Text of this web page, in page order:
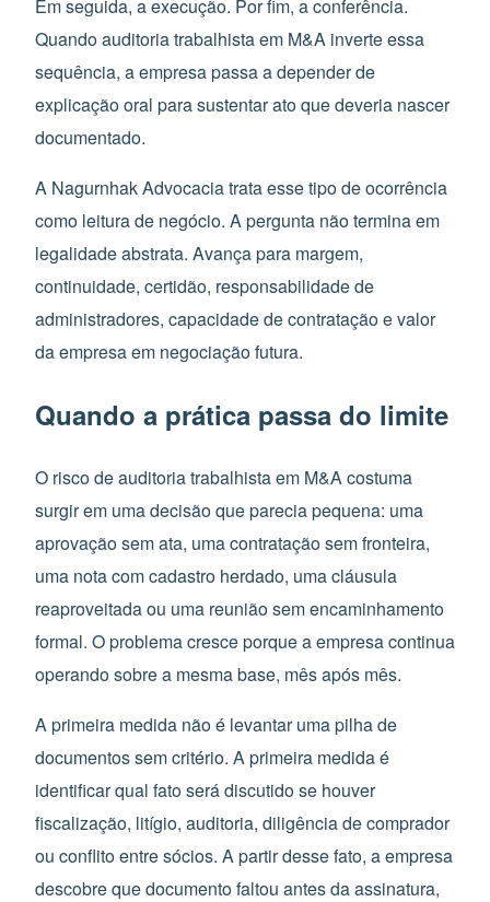
Em seguida, a execução. Por fim, a conferência.
Quando auditoria trabalhista em M&A inverte essa
sequência, a empresa passa a depender de
explicação oral para sustentar ato que deveria nascer
documentado.
A Nagurnhak Advocacia trata esse tipo de ocorrência
como leitura de negócio. A pergunta não termina em
legalidade abstrata. Avança para margem,
continuidade, certidão, responsabilidade de
administradores, capacidade de contratação e valor
da empresa em negociação futura.
Quando a prática passa do limite
O risco de auditoria trabalhista em M&A costuma
surgir em uma decisão que parecia pequena: uma
aprovação sem ata, uma contratação sem fronteira,
uma nota com cadastro herdado, uma cláusula
reaproveitada ou uma reunião sem encaminhamento
formal. O problema cresce porque a empresa continua
operando sobre a mesma base, mês após mês.
A primeira medida não é levantar uma pilha de
documentos sem critério. A primeira medida é
identificar qual fato será discutido se houver
fiscalização, litígio, auditoria, diligência de comprador
ou conflito entre sócios. A partir desse fato, a empresa
descobre que documento faltou antes da assinatura,